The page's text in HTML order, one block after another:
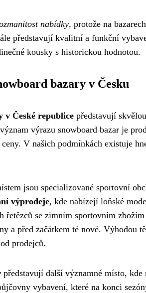
nabídky, protože na
představují kvalitní a funkční
kousky s historickou hodnotou.
bazary v Česku
v České republice představují
výrazu snowboard bazar je
V našich podmínkách existuje
jsou specializované sportovní
výprodeje, kde nabízejí loňské
řetězců se zimním sportovním
a před začátkem té nové. Výhodou
prodejců.
představují další významné místo,
vybavení, které na konci